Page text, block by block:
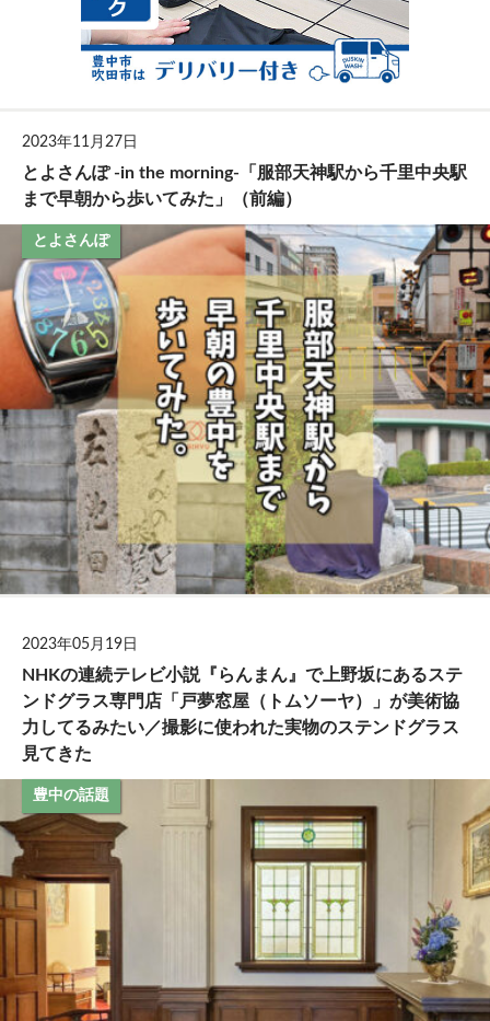
2023年11月27日
とよさんぽ -in the morning-「服部天神駅から千里中央駅
まで早朝から歩いてみた」（前編）
とよさんぽ
2023年05月19日
NHKの連続テレビ小説『らんまん』で上野坂にあるステ
ンドグラス専門店「戸夢窓屋（トムソーヤ）」が美術協
力してるみたい／撮影に使われた実物のステンドグラス
見てきた
豊中の話題